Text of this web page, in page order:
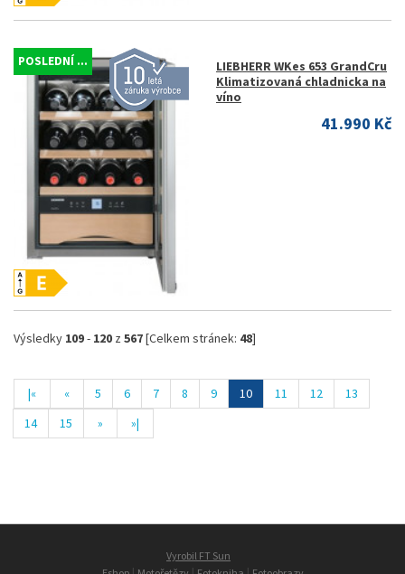
POSLEDNÍ ...
LIEBHERR WKes 653 GrandCru
Klimatizovaná chladnicka na
víno
41.990 Kč
Výsledky 109- 120 z 567[Celkem stránek: 48]
|« « 5 6 7 8 9 10 11 12
13
14
15 » »|
Vyrobil FT Sun